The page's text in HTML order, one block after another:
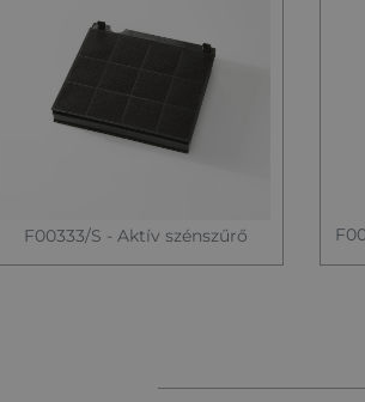
F00333/S - Aktív szénszűrő